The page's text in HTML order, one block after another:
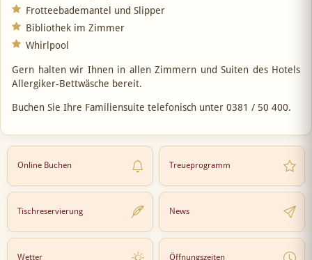
Frotteebademantel und Slipper
Bibliothek im Zimmer
Whirlpool
Gern halten wir Ihnen in allen Zimmern und Suiten des Hotels
Allergiker-Bettwäsche bereit.
Buchen Sie Ihre Familiensuite telefonisch unter 0381 / 50 400.
Online Buchen Treueprogramm
Tischreservierung News
Wetter Öffnungszeiten